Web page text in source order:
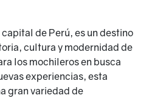
de Perú, es un destino
cultura y modernidad de
los mochileros en busca
experiencias, esta
gran variedad de